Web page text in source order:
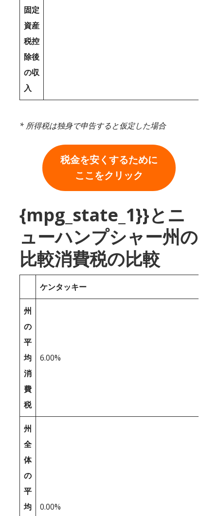
固定
資産
税控
除後
の収
入
* 所得税は独身で申告すると仮定した場合
税金を安くするために
ここをクリック
{mpg_state_1}}とニ
ューハンプシャー州の
比較消費税の比較
ケンタッキー
州
の
平
均
消
費
税
6.00%
州
全
体
の
平
均
0.00%